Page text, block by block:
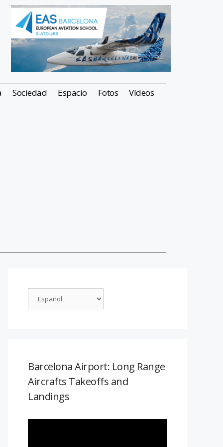
Sociedad Espacio Fotos Vídeos
Barcelona Airport: Long Range
Aircrafts Takeoffs and
Landings